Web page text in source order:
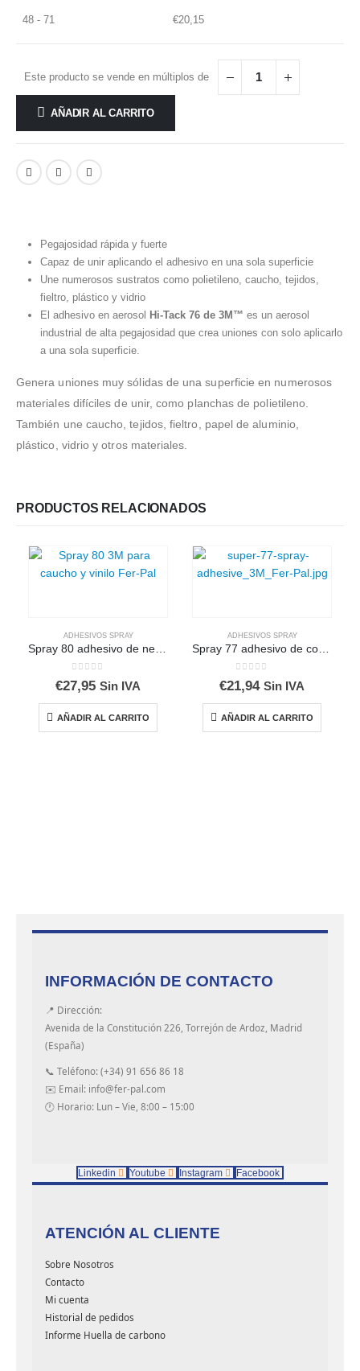
48 - 71 €20,15
Este producto se vende en múltiplos de
AÑADIR AL CARRITO
Pegajosidad rápida y fuerte
Capaz de unir aplicando el adhesivo en una sola superficie
Une numerosos sustratos como polietileno, caucho, tejidos,
fieltro, plástico y vidrio
El adhesivo en aerosol Hi-Tack 76 de 3M™ es un aerosol
industrial de alta pegajosidad que crea uniones con solo aplicarlo
a una sola superficie.
Genera uniones muy sólidas de una superficie en numerosos
materiales difíciles de unir, como planchas de polietileno.
También une caucho, tejidos, fieltro, papel de aluminio,
plástico, vidrio y otros materiales.
PRODUCTOS RELACIONADOS
ADHESIVOS SPRAY
0 out of 5
€27,95 Sin IVA
AÑADIR AL CARRITO
ADHESIVOS SPRAY
0 out of 5
€21,94 Sin IVA
AÑADIR AL CARRITO
INFORMACIÓN DE CONTACTO
📍 Dirección:
Avenida de la Constitución 226, Torrejón de Ardoz, Madrid
(España)
📞 Teléfono: (+34) 91 656 86 18
✉️ Email: info@fer-pal.com
🕐 Horario: Lun – Vie, 8:00 – 15:00
Linkedin Youtube Instagram Facebook
ATENCIÓN AL CLIENTE
Sobre Nosotros
Contacto
Mi cuenta
Historial de pedidos
Informe Huella de carbono